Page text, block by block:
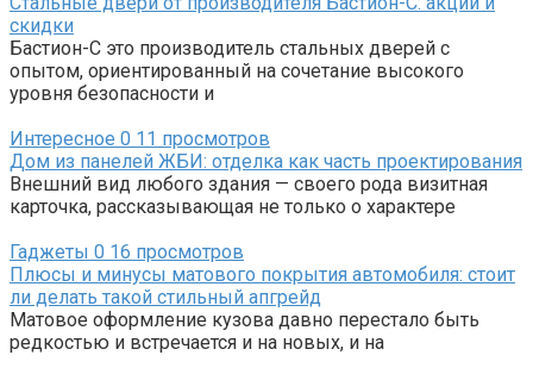
скидки
Бастион-С это производитель стальных дверей с
опытом, ориентированный на сочетание высокого
уровня безопасности и
Интересное 0 11 просмотров
Дом из панелей ЖБИ: отделка как часть проектирования
Внешний вид любого здания — своего рода визитная
карточка, рассказывающая не только о характере
Гаджеты 0 16 просмотров
Плюсы и минусы матового покрытия автомобиля: стоит
ли делать такой стильный апгрейд
Матовое оформление кузова давно перестало быть
редкостью и встречается и на новых, и на